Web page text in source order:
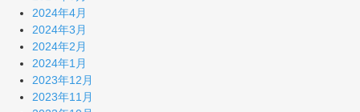
2024年4月
2024年3月
2024年2月
2024年1月
2023年12月
2023年11月